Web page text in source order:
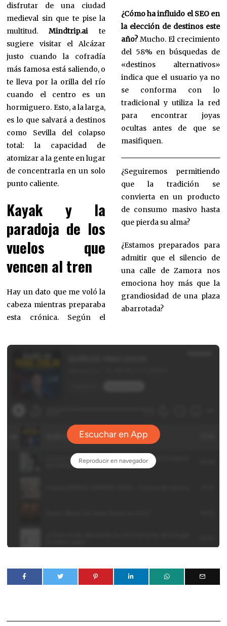
disfrutar de una ciudad
medieval sin que te pise la
multitud.Mindtrip.aite
sugiere visitar el Alcázar
justo cuando la cofradía
más famosa está saliendo, o
te lleva por la orilla del río
cuando el centro es un
hormiguero. Esto, a la larga,
es lo que salvará a destinos
como Sevilla del colapso
total: la capacidad de
atomizar a la gente en lugar
de concentrarla en un solo
punto caliente.
Kayak y la
paradoja de los
vuelos que
vencen al tren
Hay un dato que me voló la
cabeza mientras preparaba
esta crónica. Según el
¿Cómo ha influido el SEO en
la elección de destinos este
año?Mucho. El crecimiento
del 58% en búsquedas de
«destinos alternativos»
indica que el usuario ya no
se conforma con lo
tradicional y utiliza la red
para encontrar joyas
ocultas antes de que se
masifiquen.
¿Seguiremos permitiendo
que la tradición se
convierta en un producto
de consumo masivo hasta
que pierda su alma?
¿Estamos preparados para
admitir que el silencio de
una calle de Zamora nos
emociona hoy más que la
grandiosidad de una plaza
abarrotada?